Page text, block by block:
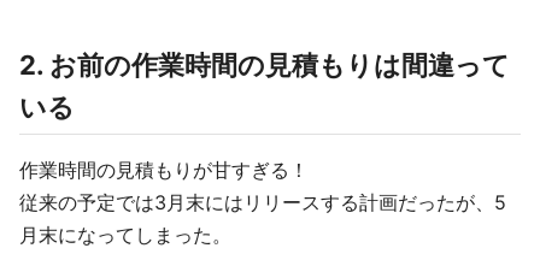
2. お前の作業時間の見積もりは間違って
いる
作業時間の見積もりが甘すぎる！
従来の予定では3月末にはリリースする計画だったが、5
月末になってしまった。